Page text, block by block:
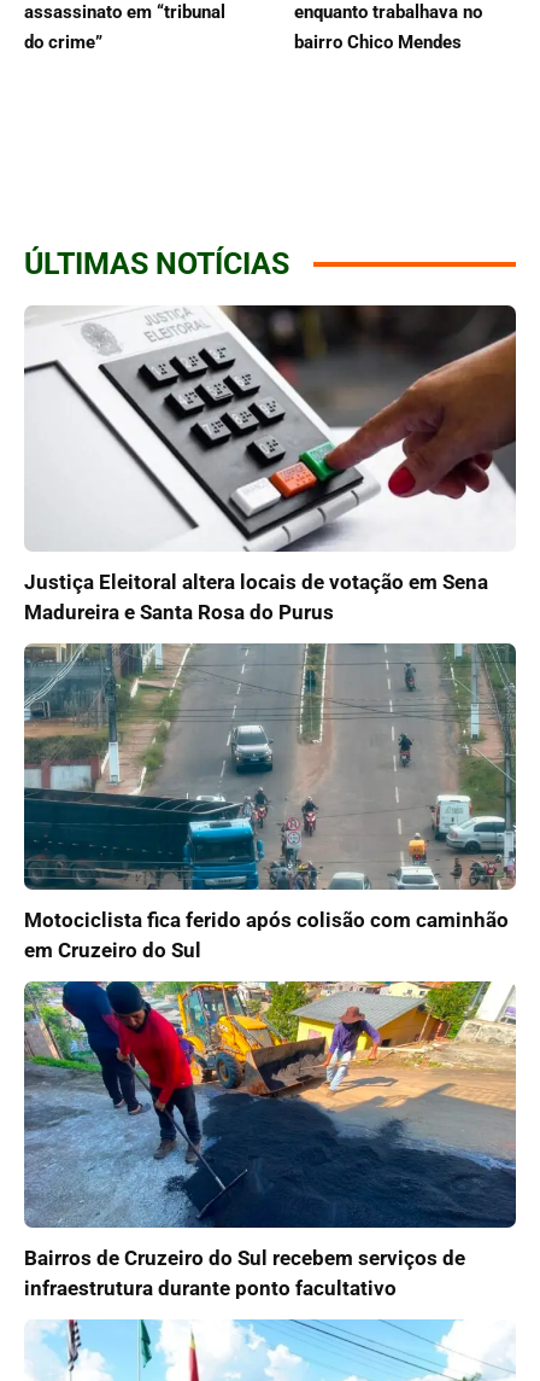
assassinato em “tribunal
do crime”
enquanto trabalhava no
bairro Chico Mendes
ÚLTIMAS NOTÍCIAS
Justiça Eleitoral altera locais de votação em Sena
Madureira e Santa Rosa do Purus
Motociclista fica ferido após colisão com caminhão
em Cruzeiro do Sul
Bairros de Cruzeiro do Sul recebem serviços de
infraestrutura durante ponto facultativo